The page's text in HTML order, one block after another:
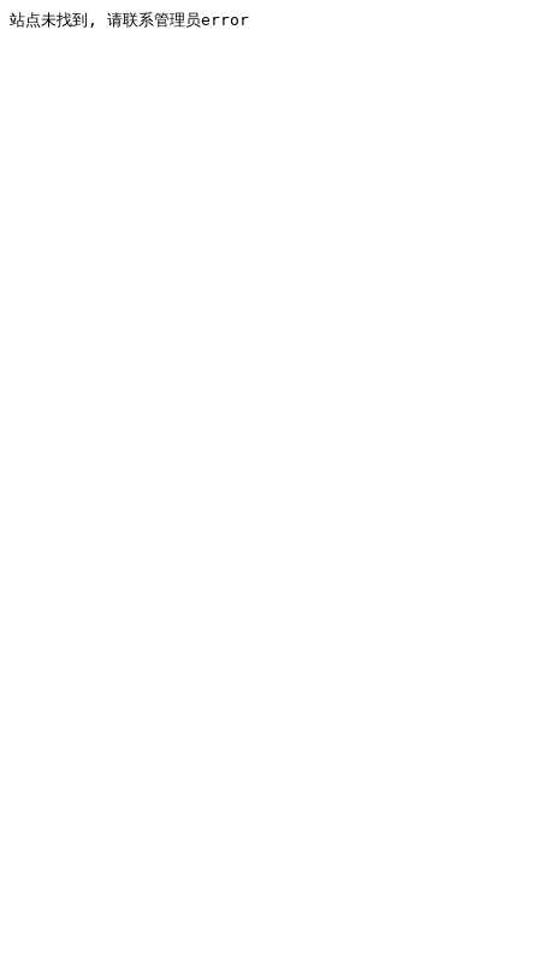
站点未找到, 请联系管理员error